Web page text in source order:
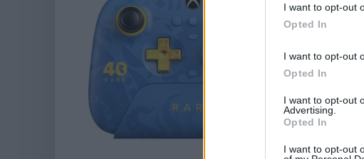
I want to opt-out
Opted In
I want to opt-out
Opted In
I want to opt-out
Advertising.
Opted In
I want to opt-out